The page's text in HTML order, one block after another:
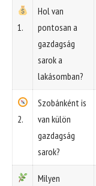
1.
Hol van
pontosan a
gazdagság
sarok a
lakásomban?
2.
Szobánként is
van külön
gazdagság
sarok?
Milyen